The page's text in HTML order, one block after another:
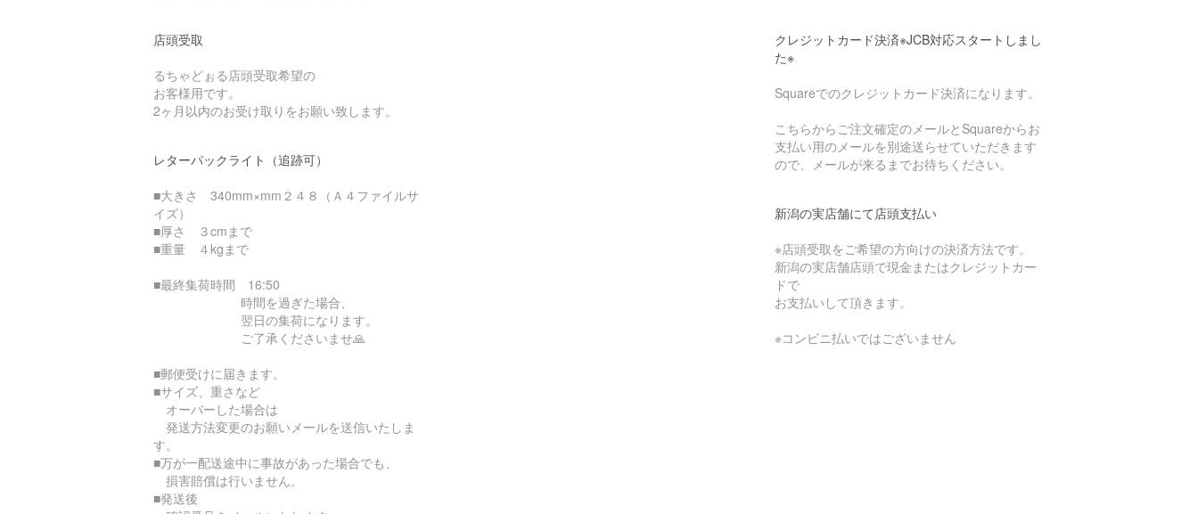
店頭受取
るちゃどぉる店頭受取希望の
お客様用です。
2ヶ月以内のお受け取りをお願い致します。
レターパックライト（追跡可）
■大きさ 340mm×mm２４８（Ａ４ファイルサ
イズ）
■厚さ ３cmまで
■重量 ４kgまで
■最終集荷時間 16:50
時間を過ぎた場合、
翌日の集荷になります。
ご了承くださいませ🙏
■郵便受けに届きます。
■サイズ、重さなど
オーバーした場合は
発送方法変更のお願いメールを送信いたしま
す。
■万が一配送途中に事故があった場合でも、
損害賠償は行いません。
■発送後
クレジットカード決済※JCB対応スタートしまし
た※
Squareでのクレジットカード決済になります。
こちらからご注文確定のメールとSquareからお
支払い用のメールを別途送らせていただきます
ので、メールが来るまでお待ちください。
新潟の実店舗にて店頭支払い
※店頭受取をご希望の方向けの決済方法です。
新潟の実店舗店頭で現金またはクレジットカー
ドで
お支払いして頂きます。
※コンビニ払いではございません